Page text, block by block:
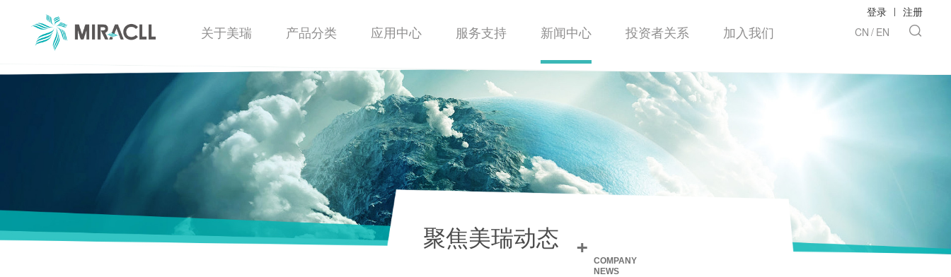
登录 |
注册
CN / EN
关于美瑞 产品分类 应用中心 服务支持 新闻中心 投资者关系 加入我们
聚焦美瑞动态 +
COMPANY
NEWS